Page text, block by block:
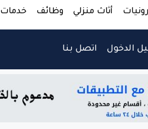
أثاث منزلي وظائف خدمات
الدخول اتصل بنا